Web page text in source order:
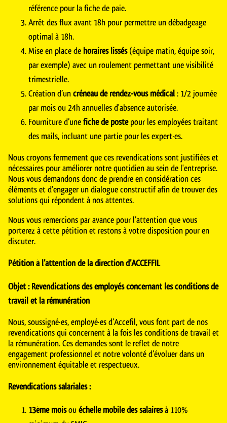
référence pour la fiche de paie.
Arrêt des flux avant 18h pour permettre un débadgeage
optimal à 18h.
Mise en place de horaires lissés(équipe matin, équipe soir,
par exemple) avec un roulement permettant une visibilité
trimestrielle.
Création d’uncréneau de rendez-vous médical: 1/2 journée
par mois ou 24h annuelles d'absence autorisée.
Fourniture d’unefiche de postepour les employées traitant
des mails, incluant une partie pour les expert·es.
Nous croyons fermement que ces revendications sont justifiées et
nécessaires pour améliorer notre quotidien au sein de l'entreprise.
Nous vous demandons donc de prendre en considération ces
éléments et d'engager un dialogue constructif afin de trouver des
solutions qui répondent à nos attentes.
Nous vous remercions par avance pour l’attention que vous
porterez à cette pétition et restons à votre disposition pour en
discuter.
Pétition à l’attention de la direction d’ACCEFFIL
Objet : Revendications des employés concernant les conditions de
travail et la rémunération
Nous, soussigné·es, employé·es d’Accefil, vous font part de nos
revendications qui concernent à la fois les conditions de travail et
la rémunération. Ces demandes sont le reflet de notre
engagement professionnel et notre volonté d’évoluer dans un
environnement équitable et respectueux.
Revendications salariales :
13ème moisouéchelle mobile des salairesà 110%